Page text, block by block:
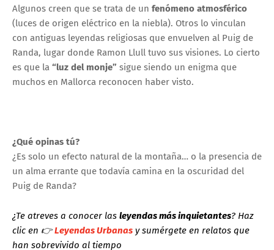
Algunos creen que se trata de un fenómeno atmosférico
(luces de origen eléctrico en la niebla). Otros lo vinculan
con antiguas leyendas religiosas que envuelven al Puig de
Randa, lugar donde Ramon Llull tuvo sus visiones. Lo cierto
es que la “luz del monje” sigue siendo un enigma que
muchos en Mallorca reconocen haber visto.
¿Qué opinas tú?
¿Es solo un efecto natural de la montaña… o la presencia de
un alma errante que todavía camina en la oscuridad del
Puig de Randa?
¿Te atreves a conocer las leyendas más inquietantes? Haz
clic en 👉Leyendas Urbanas y sumérgete en relatos que
han sobrevivido al tiempo